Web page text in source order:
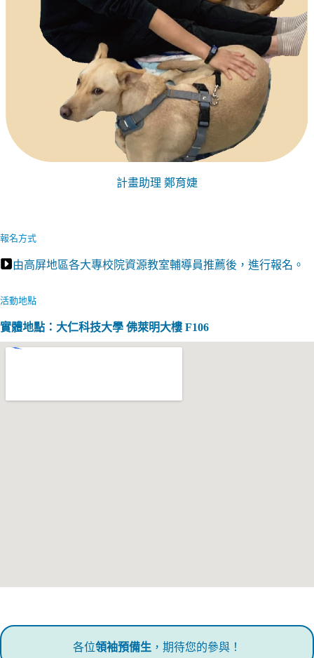
計畫助理 鄭育婕
報名方式
由高屏地區各大專校院資源教室輔導員推薦後，進行報名。
活動地點
實體地點：大仁科技大學 佛萊明大樓 F106
各位領袖預備生 ，期待您的參與！